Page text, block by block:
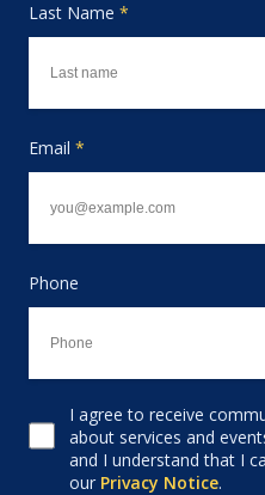
Last Name *
Email *
Phone
Consent to receive email
I agree to receive
about services and
and I understand that I
our Privacy Notice.